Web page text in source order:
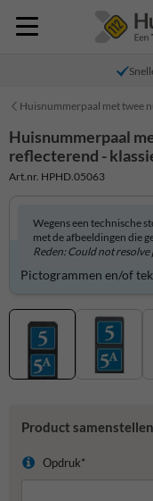
Huisnummerpaal met twee
Huisnummerpaal
reflecterend -
Art.nr. HPHD.05063
Wegens een technische
met de afbeeldingen die
Reden: Could not
Product zelf aanpassen?
Pictogrammen en/of
Product samenstellen
Opdruk*